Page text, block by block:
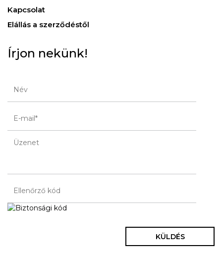
Kapcsolat
Elállás a szerződéstől
Írjon nekünk!
KÜLDÉS